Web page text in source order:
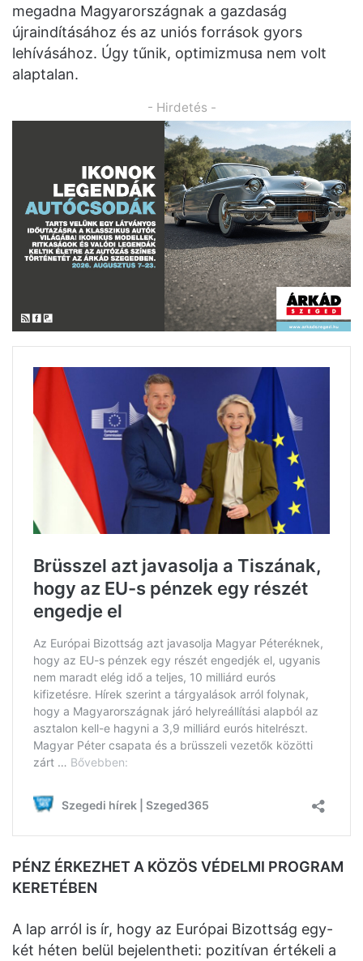
megadna Magyarországnak a gazdaság
újraindításához és az uniós források gyors
lehívásához. Úgy tűnik, optimizmusa nem volt
alaptalan.
- Hirdetés -
PÉNZ ÉRKEZHET A KÖZÖS VÉDELMI PROGRAM
KERETÉBEN
A lap arról is ír, hogy az Európai Bizottság egy-
két héten belül bejelentheti: pozitívan értékeli a